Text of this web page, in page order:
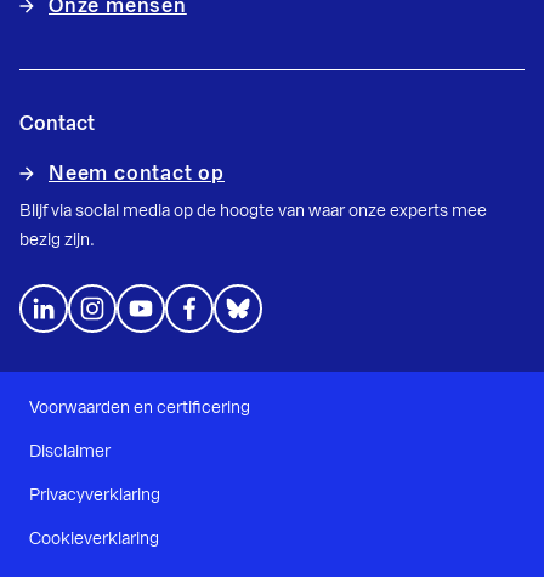
Onze mensen
Contact
Neem contact op
Blijf via social media op de hoogte van waar onze experts mee
bezig zijn.
Voorwaarden en certificering
Disclaimer
Privacyverklaring
Cookieverklaring